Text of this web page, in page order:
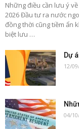
Những điều cần lưu ý
2026 Đầu tư ra nước
đồng thời cũng tiềm ẩn
biệt lưu …
Dự
12/
04/